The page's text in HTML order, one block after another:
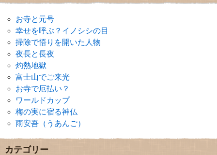
お寺と元号
幸せを呼ぶ？イノシシの目
掃除で悟りを開いた人物
夜長と長夜
灼熱地獄
富士山でご来光
お寺で厄払い？
ワールドカップ
梅の実に宿る神仏
雨安吾（うあんご）
カテゴリー